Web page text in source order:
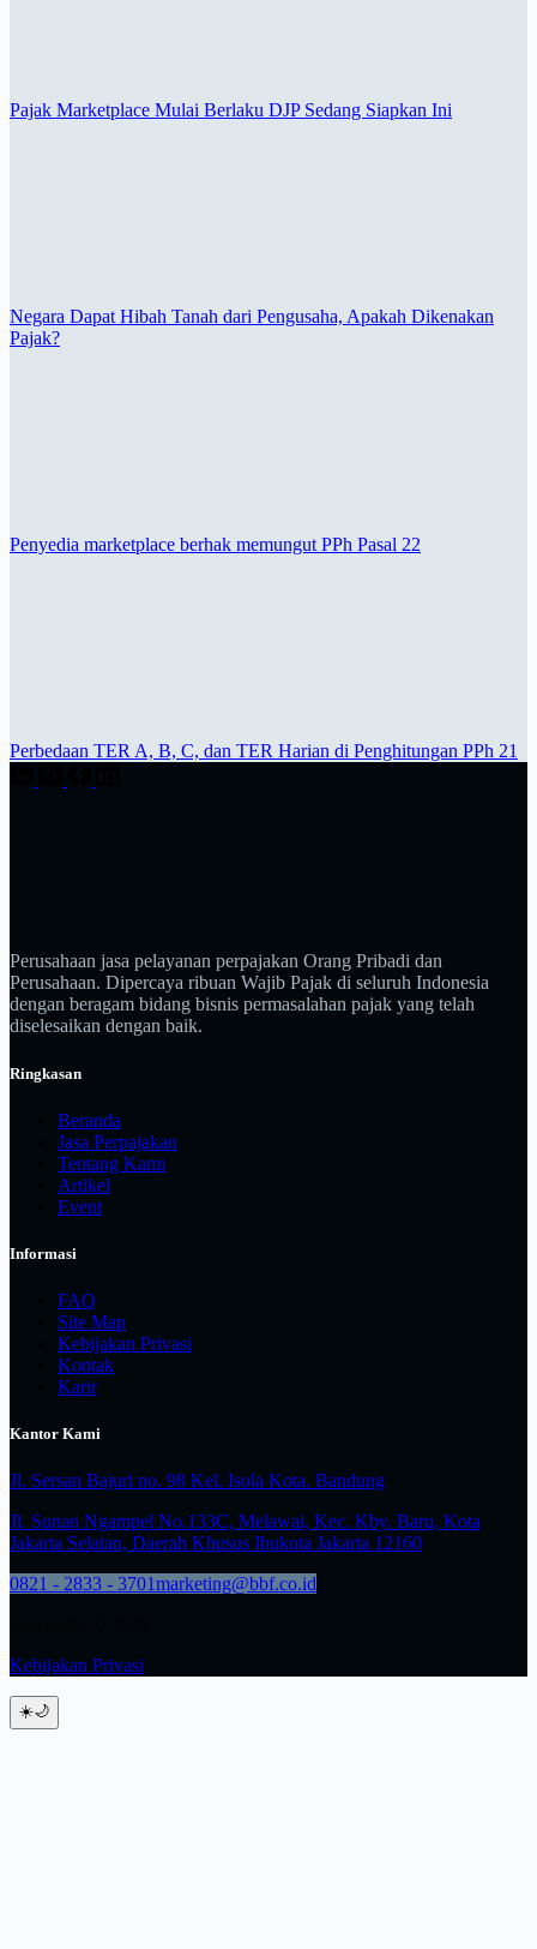
Pajak Marketplace Mulai Berlaku DJP Sedang Siapkan Ini
Negara Dapat Hibah Tanah dari Pengusaha, Apakah Dikenakan
Pajak?
Penyedia marketplace berhak memungut PPh Pasal 22
Perbedaan TER A, B, C, dan TER Harian di Penghitungan PPh 21
Perusahaan jasa pelayanan perpajakan Orang Pribadi dan
Perusahaan. Dipercaya ribuan Wajib Pajak di seluruh Indonesia
dengan beragam bidang bisnis permasalahan pajak yang telah
diselesaikan dengan baik.
Ringkasan
Beranda
Jasa Perpajakan
Tentang Kami
Artikel
Event
Informasi
FAQ
Site Map
Kebijakan Privasi
Kontak
Karir
Kantor Kami
Jl. Sersan Bajuri no. 98 Kel. Isola Kota. Bandung
Jl. Sunan Ngampel No.133C, Melawai, Kec. Kby. Baru, Kota
Jakarta Selatan, Daerah Khusus Ibukota Jakarta 12160
0821 - 2833 - 3701marketing@bbf.co.id
Kebijakan Privasi
☀️🌙